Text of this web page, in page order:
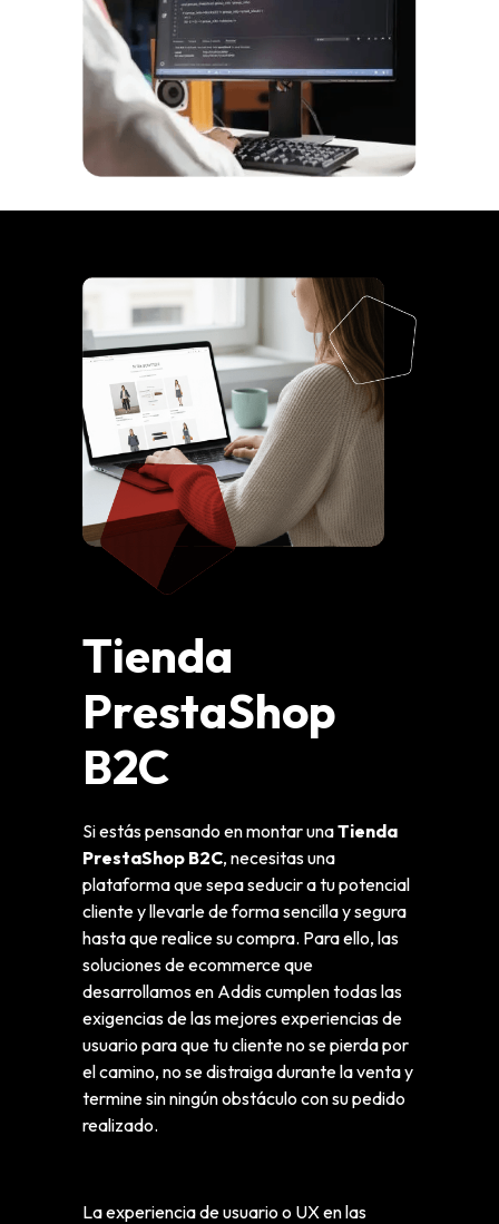
Tienda
PrestaShop
B2C
Si estás pensando en montar unaTienda
PrestaShop B2C, necesitas una
plataforma que sepa seducir a tu potencial
cliente y llevarle de forma sencilla y segura
hasta que realice su compra. Para ello, las
soluciones de ecommerce que
desarrollamos en Addis cumplen todas las
exigencias de las mejores experiencias de
usuario para que tu cliente no se pierda por
el camino, no se distraiga durante la venta y
termine sin ningún obstáculo con su pedido
realizado.
La experiencia de usuario o UX en las